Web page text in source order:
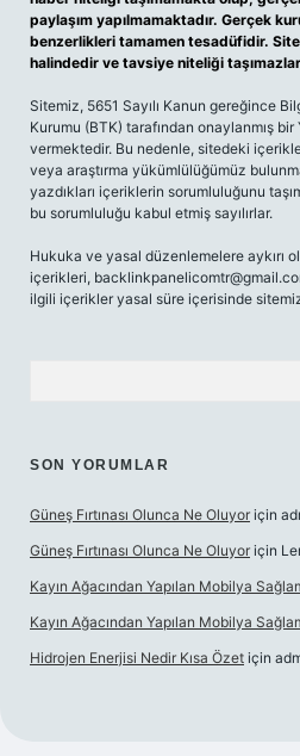
paylaşım yapılmamaktadır. Gerçek
benzerlikleri tamamen tesadüfidir.
halindedir ve tavsiye niteliği
Sitemiz, 5651 Sayılı Kanun gereğince
Kurumu (BTK) tarafından onaylanmış
vermektedir. Bu nedenle, sitedeki
veya araştırma yükümlülüğümüz
yazdıkları içeriklerin sorumluluğunu
bu sorumluluğu kabul etmiş sayılırlar.
Hukuka ve yasal düzenlemelere aykırı
içerikleri,
ilgili içerikler yasal süre içerisinde
SON YORUMLAR
Güneş Fırtınası Olunca Ne Oluyor için
Güneş Fırtınası Olunca Ne Oluyor için
Kayın Ağacından Yapılan Mobilya
Kayın Ağacından Yapılan Mobilya
Hidrojen Enerjisi Nedir Kısa Özet için